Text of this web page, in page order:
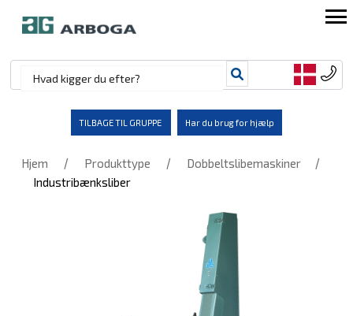
TILBAGE TIL GRUPPE Har du brug for hjælp
Hjem / Produkttype / Dobbeltslibemaskiner /
Industribænksliber